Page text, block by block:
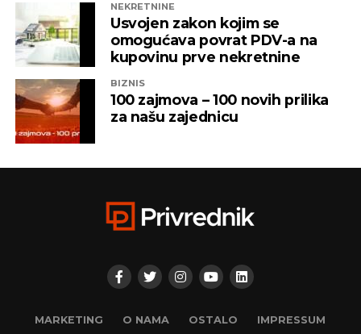
Iz “Infinity-ja” su tada saopštili da će bez posla ostati
oko 800 ljudi, a spas su potražili u registrovanju
novih kompanija i promjenama vlasničke strukture,
pretvarajućći dotatašnje rukovodioce u vlasnike.
„Invictus“ su prije mjesec dana osnovali menadžeri
„Prointera“ i „Siriusa”.
REKLAMA
NEKRETNINE
Usvojen zakon kojim se
omogućava povrat PDV-a na
kupovinu prve nekretnine
BIZNIS
100 zajmova – 100 novih prilika
za našu zajednicu
MARKETING O NAMA OSTALO IMPRESSUM